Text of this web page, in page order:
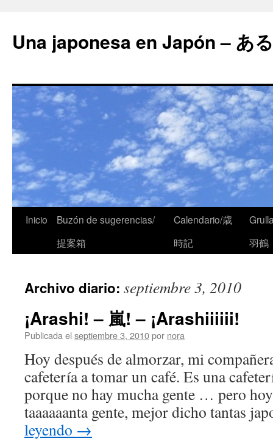
Una japonesa en Japón – あ
Inicio
Buzón de sugerencias/
提案箱
Calendario/歳
時記
羽鶴
Archivo diario: septiembre 3, 2010
¡Arashi! – 嵐! – ¡Arashiiiiii!
Publicada el septiembre 3, 2010por nora
Hoy después de almorzar, mi
cafetería a tomar un café. Es una
porque no hay mucha gente … pero
taaaaaanta gente, mejor dicho tantas
leyendo →